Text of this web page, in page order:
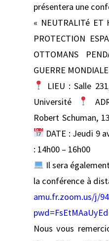
présentera une
« NEUTRALITé ET
PROTECTION
OTTOMANS
GUERRE
LIEU : Salle
Université
Robert Schuman,
DATE : Jeudi 9
: 14h00 – 16h00
Il sera
la conférence à
amu.fr.zoom.us/j/
Nous vous